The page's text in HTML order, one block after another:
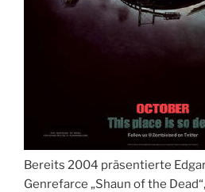
Bereits 2004 präsentierte
Genrefarce „Shaun of the